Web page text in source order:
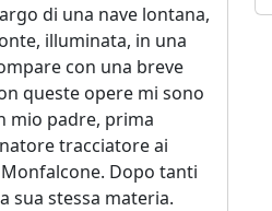
di una nave lontana,
illuminata, in una
con una breve
queste opere mi sono
mio padre, prima
tracciatore ai
Dopo tanti
sua stessa materia.